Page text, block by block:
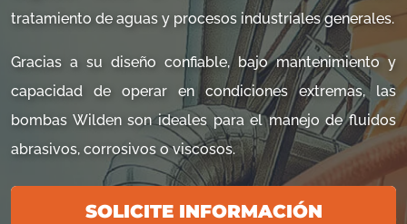
tratamiento de aguas y procesos industriales generales.
Gracias a su diseño confiable, bajo mantenimiento y
capacidad de operar en condiciones extremas, las
bombas Wilden son ideales para el manejo de fluidos
abrasivos, corrosivos o viscosos.
SOLICITE INFORMACIÓN